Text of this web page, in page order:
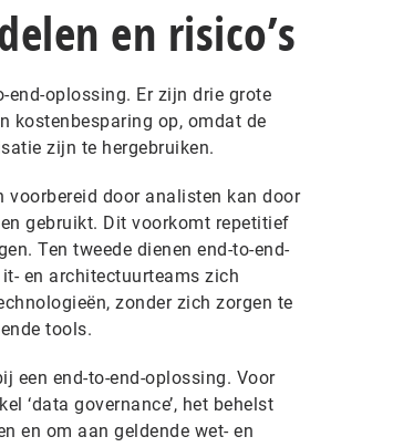
en risico’s
end-oplossing. Er zijn drie grote
kostenbesparing op, omdat de
zijn te hergebruiken.
voorbereid door analisten kan door
gebruikt. Dit voorkomt repetitief
Ten tweede dienen end-to-end-
en architectuurteams zich
zonder zich zorgen te
tools.
een end-to-end-oplossing. Voor
‘data governance’, het behelst
en om aan geldende wet- en